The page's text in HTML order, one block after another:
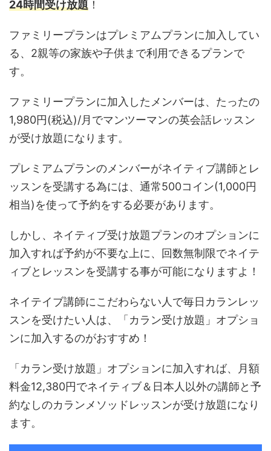
24時間受け放題 ！
ファミリープランはプレミアムプランに加入してい
る、2親等の家族や子供まで利用できるプランで
す。
ファミリープランに加入したメンバーは、たったの
1,980円(税込)/月でマンツーマンの英会話レッスン
が受け放題になります。
プレミアムプランのメンバーがネイティブ講師とレ
ッスンを受講する為には、通常500コイン(1,000円
相当)を使って予約をする必要があります。
しかし、ネイティブ受け放題プランのオプションに
加入すれば予約が不要な上に、回数無制限でネイテ
ィブとレッスンを受講する事が可能になりますよ！
ネイテイブ講師にこだわらない人で毎日カランレッ
スンを受けたい人は、「カラン受け放題」オプショ
ンに加入するのがおすすめ！
「カラン受け放題」オプションに加入すれば、月額
料金12,380円でネイティブ＆日本人以外の講師と予
約なしのカランメソッドレッスンが受け放題になり
ます。